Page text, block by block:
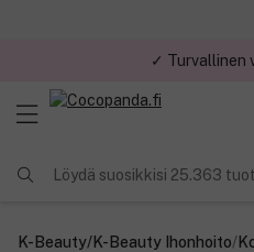
Löydä suosikkisi 25.363
K-Beauty/K-Beauty Ihonhoito/